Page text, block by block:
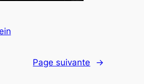
Page suivante →